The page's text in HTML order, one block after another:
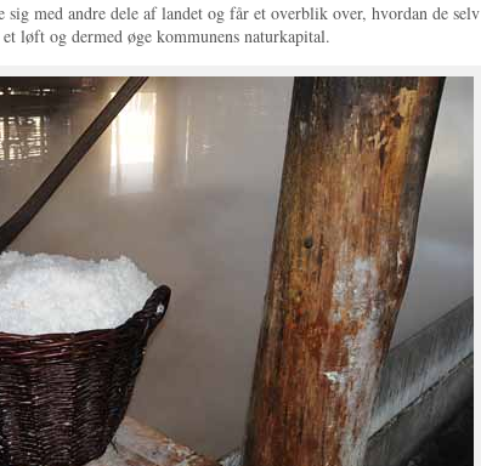
med andre dele af landet og får et overblik over, hvordan de selv
løft og dermed øge kommunens naturkapital.